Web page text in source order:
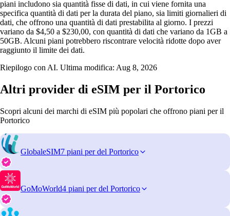
piani includono sia quantità fisse di dati, in cui viene fornita una
specifica quantità di dati per la durata del piano, sia limiti giornalieri di
dati, che offrono una quantità di dati prestabilita al giorno. I prezzi
variano da $4,50 a $230,00, con quantità di dati che variano da 1GB a
50GB. Alcuni piani potrebbero riscontrare velocità ridotte dopo aver
raggiunto il limite dei dati.
Riepilogo con AI. Ultima modifica: Aug 8, 2026
Altri provider di eSIM per il Portorico
Scopri alcuni dei marchi di eSIM più popolari che offrono piani per il
Portorico
GlobaleSIM7 piani per del Portorico
GoMoWorld4 piani per del Portorico